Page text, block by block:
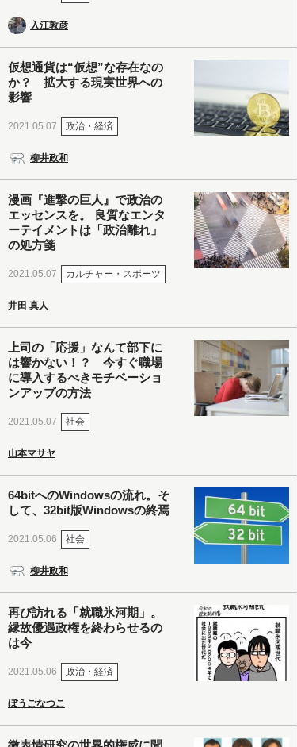
入江敦彦
仮想通貨は“仮想”な存在なの
か？ 拡大する現実世界への
影響
2021.05.07 政治・経済
柳井政和
漫画『進撃の巨人』で政治の
エッセンスを。 良質なエンタ
ーテイメントは「政治離れ」
の処方箋
2021.05.07 カルチャー・スポーツ
井田 真人
上司の「応援」なんて部下に
は響かない！？ 今すぐ職場
に導入するべきモチベーショ
ンアップの方法
2021.05.07 社会
山本マサヤ
64bitへのWindowsの流れ。そ
して、32bit版Windowsの終焉
2021.05.06 社会
柳井政和
再び訪れる「就職氷河期」。
縁故優遇政権を終わらせるの
は今
2021.05.06 政治・経済
ぼうごなつこ